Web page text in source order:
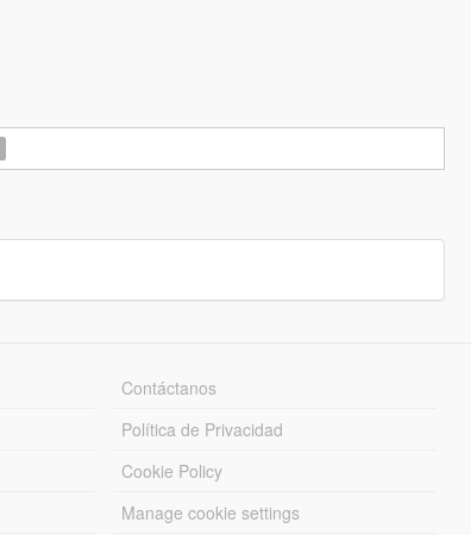
Contáctanos
Política de Privacidad
Cookie Policy
Manage cookie settings